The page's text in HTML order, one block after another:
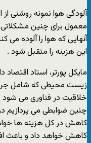
آلودگی هوا نمونه روشنی
معمول برای چنین مشکلاتی
آنهایی که هوا را آلوده می
این هزینه را متقبل شود .
مایکل پورتر، استاد
زیست محیطی که شامل
خلاقیت در فناوری می شود
چنین ضوابطی می پردازیم
کاهش در کل هزینه ها
کاهش خواهد داد و باعث